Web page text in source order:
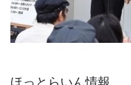
ほっとらいん情報